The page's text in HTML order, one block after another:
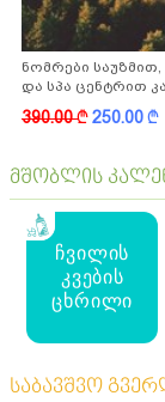
ნომრები
და სპა ცენტრით
390.00k250.00k
მშობლის
ჩვილის
კვების
ცხრილი
საბავშვო